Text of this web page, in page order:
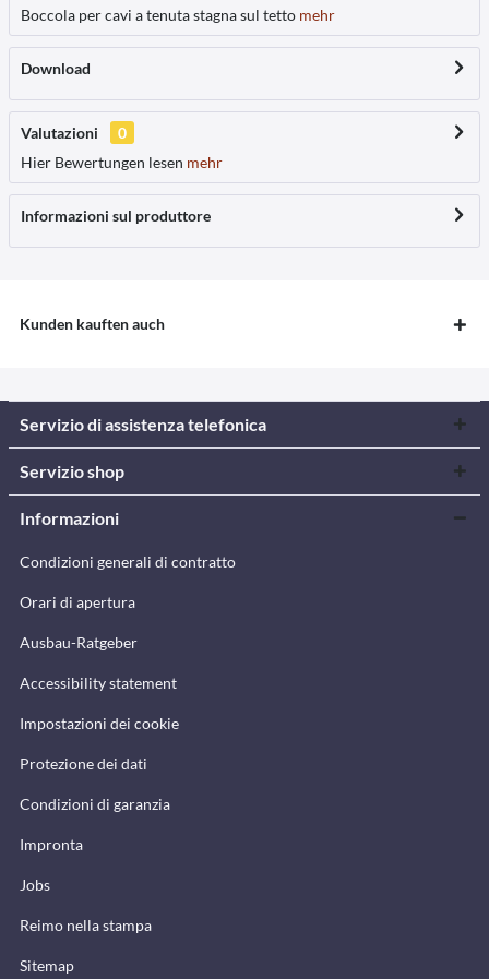
Boccola per cavi a tenuta stagna sul tetto mehr
Download
Valutazioni
0
Hier Bewertungen lesen mehr
Informazioni sul produttore
Kunden kauften auch
Servizio di assistenza telefonica
Servizio shop
Informazioni
Condizioni generali di contratto
Orari di apertura
Ausbau-Ratgeber
Accessibility statement
Impostazioni dei cookie
Protezione dei dati
Condizioni di garanzia
Impronta
Jobs
Reimo nella stampa
Sitemap